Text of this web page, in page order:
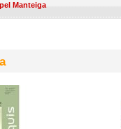
Manteiga